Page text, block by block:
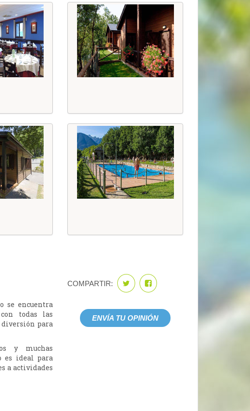
se encuentra
todas las
para
y muchas
es ideal para
a actividades
COMPARTIR:
ENVÍA TU OPINIÓN